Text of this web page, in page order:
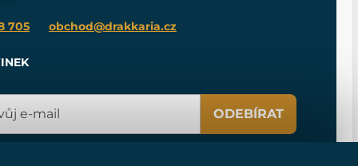
705 obchod@drakkaria.cz
ODEBÍRAT